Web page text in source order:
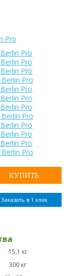
Заказать в 1 клик
15,1 кг
300 кг